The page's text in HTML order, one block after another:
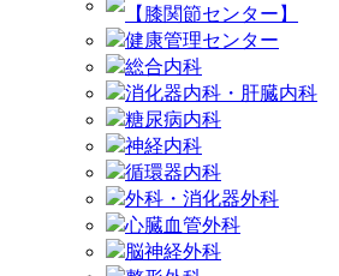
【膝関節センター】
健康管理センター
総合内科
消化器内科・肝臓内科
糖尿病内科
神経内科
循環器内科
外科・消化器外科
心臓血管外科
脳神経外科